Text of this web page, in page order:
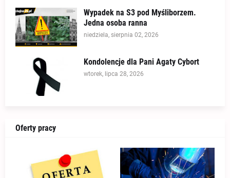
Wypadek na S3 pod Myśliborzem.
Jedna osoba ranna
niedziela, sierpnia 02, 2026
Kondolencje dla Pani Agaty Cybort
wtorek, lipca 28, 2026
Oferty pracy